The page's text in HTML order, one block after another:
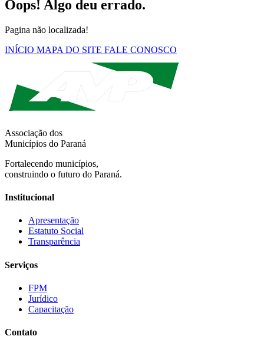
Oops! Algo deu errado.
Pagina não localizada!
INÍCIO MAPA DO SITE FALE CONOSCO
Associação dos
Municípios do Paraná
Fortalecendo municípios,
construindo o futuro do Paraná.
Institucional
Apresentação
Estatuto Social
Transparência
Serviços
FPM
Jurídico
Capacitação
Contato